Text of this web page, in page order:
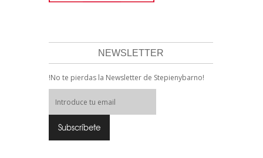
NEWSLETTER
!No te pierdas la Newsletter de Stepienybarno!